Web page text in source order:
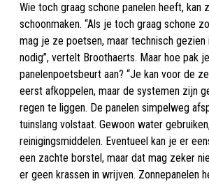
Wie toch graag schone panelen heeft, kan
schoonmaken. “Als je toch graag schone
mag je ze poetsen, maar technisch
nodig”, vertelt Broothaerts. Maar hoe pak
panelenpoetsbeurt aan? “Je kan voor de
eerst afkoppelen, maar de systemen zijn
regen te liggen. De panelen simpelweg
tuinslang volstaat. Gewoon water
reinigingsmiddelen. Eventueel kan je er
een zachte borstel, maar dat mag zeker
er geen krassen in wrijven. Zonnepanelen